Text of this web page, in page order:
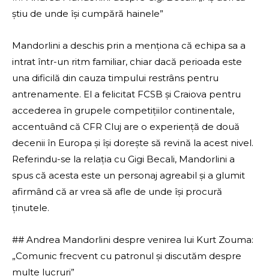
știu de unde își cumpără hainele”
Mandorlini a deschis prin a menționa că echipa sa a
intrat într-un ritm familiar, chiar dacă perioada este
una dificilă din cauza timpului restrâns pentru
antrenamente. El a felicitat FCSB și Craiova pentru
accederea în grupele competițiilor continentale,
accentuând că CFR Cluj are o experiență de două
decenii în Europa și își dorește să revină la acest nivel.
Referindu-se la relația cu Gigi Becali, Mandorlini a
spus că acesta este un personaj agreabil și a glumit
afirmând că ar vrea să afle de unde își procură
ținutele.
## Andrea Mandorlini despre venirea lui Kurt Zouma:
„Comunic frecvent cu patronul și discutăm despre
multe lucruri”